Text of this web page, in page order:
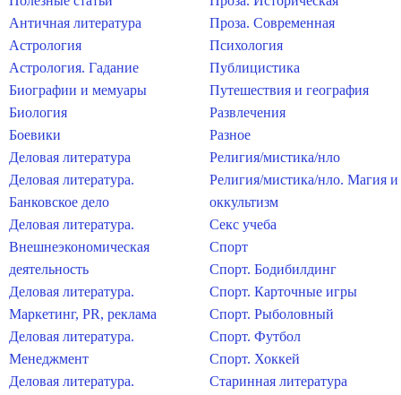
Античная литература
Астрология
Астрология. Гадание
Биографии и мемуары
Биология
Боевики
Деловая литература
Деловая литература.
Банковское дело
Деловая литература.
Внешнеэкономическая
деятельность
Деловая литература.
Маркетинг, PR, реклама
Деловая литература.
Менеджмент
Деловая литература.
Проза. Современная
Психология
Публицистика
Путешествия и география
Развлечения
Разное
Религия/мистика/нло
Религия/мистика/нло. Магия и
оккультизм
Секс учеба
Спорт
Спорт. Бодибилдинг
Спорт. Карточные игры
Спорт. Рыболовный
Спорт. Футбол
Спорт. Хоккей
Старинная литература